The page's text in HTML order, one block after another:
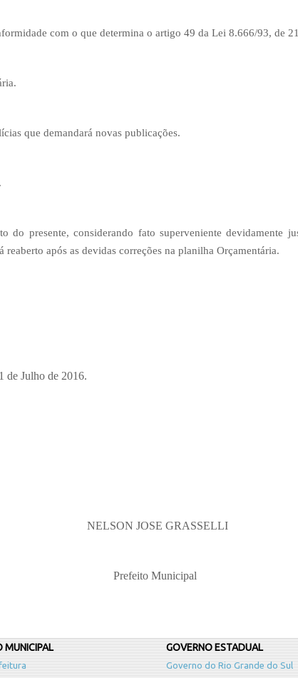
com o que determina o artigo 49 da Lei 8.666/93, de
que demandará novas publicações.
do presente, considerando fato superveniente devidamente
após as devidas correções na planilha Orçamentária.
2016.
NELSON JOSE GRASSELLI
Prefeito Municipal
MUNICIPAL GOVERNO ESTADUAL
Governo do Rio Grande do Sul